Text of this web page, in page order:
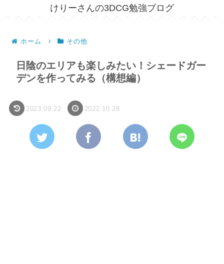
けりーさんの3DCG勉強ブログ
ホーム その他
日陰のエリアも楽しみたい！シェードガー
デンを作ってみる（構想編）
2023.09.22 2022.10.28